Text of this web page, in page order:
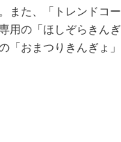
また、「トレンドコ
用の「ほしぞらきん
「おまつりきんぎょ